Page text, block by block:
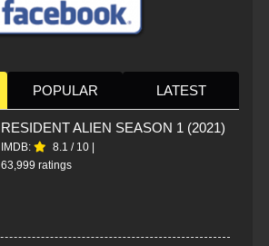
POPULAR LATEST
RESIDENT ALIEN SEASON 1 (2021)
IMDB: 8.1 / 10 |
63,999 ratings